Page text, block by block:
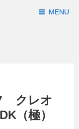
MENU
クレオ
（極）